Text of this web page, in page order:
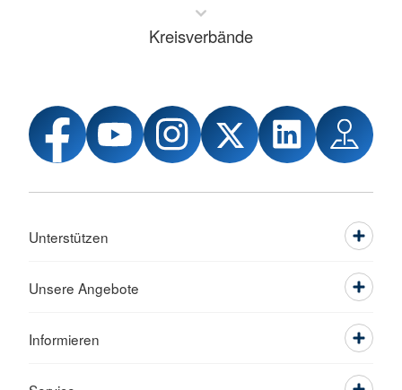
Kreisverbände
Unterstützen
Unsere Angebote
Informieren